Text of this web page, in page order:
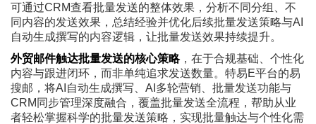
可通过CRM查看批量发送的整体效果，分析不同分组、不
同内容的发送效果，总结经验并优化后续批量发送策略与AI
自动生成撰写的内容逻辑，让批量发送效果持续提升。
外贸邮件触达批量发送的核心策略，在于合规基础、个性化
内容与跟进闭环，而非单纯追求发送数量。特易E平台的易
搜邮，将AI自动生成撰写、AI多轮营销、批量发送功能与
CRM同步管理深度融合，覆盖批量发送全流程，帮助从业
者轻松掌握科学的批量发送策略，实现批量触达与个性化需